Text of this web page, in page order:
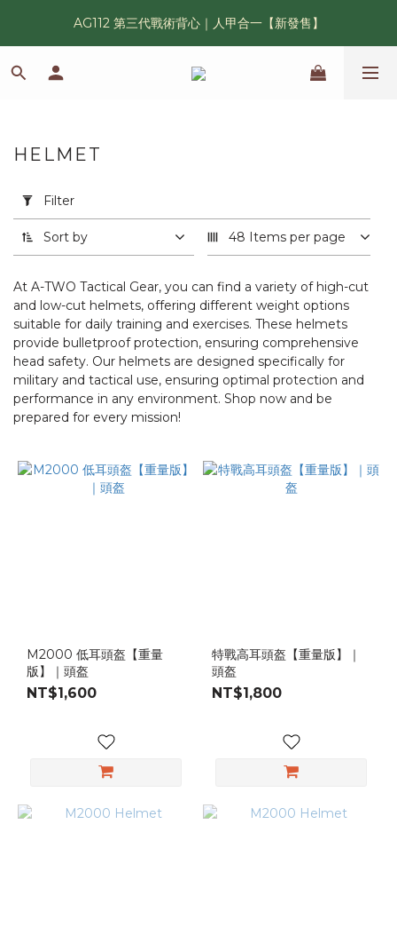
漢光42 傲骨紀念臂章｜滿 6500 贈送一片！
AG112 第三代戰術背心｜人甲合一【新發售】
鯊魚鰭圓邊帽｜高透氣、會呼吸的戰術奔尼帽
Filter
(0/20)
Helmet
(5)
Helmets
(5)
HELMET
Filter
Sort by 48 Items per page
At A-TWO Tactical Gear, you can find a variety of high-cut
and low-cut helmets, offering different weight options
suitable for daily training and exercises. These helmets
provide bulletproof protection, ensuring comprehensive
head safety. Our helmets are designed specifically for
military and tactical use, ensuring optimal protection and
performance in any environment. Shop now and be
prepared for every mission!
M2000 低耳頭盔【重量
版】｜頭盔
NT$1,600
特戰高耳頭盔【重量版】｜
頭盔
NT$1,800